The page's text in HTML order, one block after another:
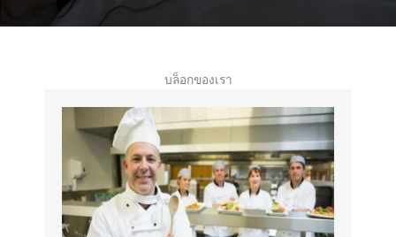
บล็อกของเรา